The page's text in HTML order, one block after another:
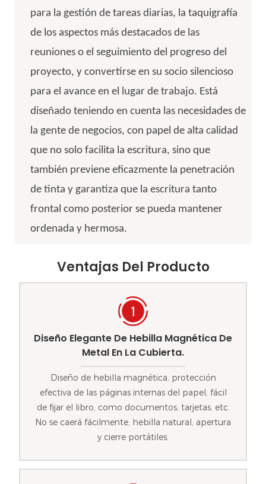
para la gestión de tareas diarias, la taquigrafía
de los aspectos más destacados de las
reuniones o el seguimiento del progreso del
proyecto, y convertirse en su socio silencioso
para el avance en el lugar de trabajo. Está
diseñado teniendo en cuenta las necesidades de
la gente de negocios, con papel de alta calidad
que no solo facilita la escritura, sino que
también previene eficazmente la penetración
de tinta y garantiza que la escritura tanto
frontal como posterior se pueda mantener
ordenada y hermosa.
Ventajas Del Producto
Diseño Elegante De Hebilla Magnética De
Metal En La Cubierta.
Diseño de hebilla magnética, protección
efectiva de las páginas internas del papel, fácil
de fijar el libro, como documentos, tarjetas, etc.
No se caerá fácilmente, hebilla natural, apertura
y cierre portátiles.